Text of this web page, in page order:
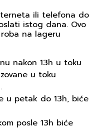
ili telefona do
istog dana. Ovo
na lageru
nakon 13h u toku
u toku
u petak do 13h, biće
posle 13h biće